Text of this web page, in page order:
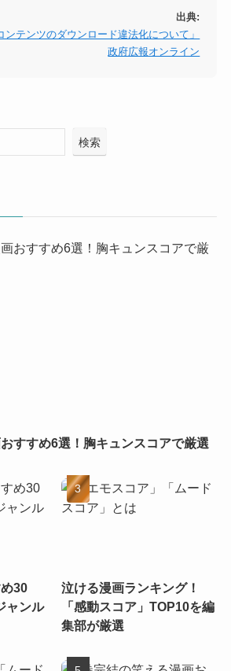
出典:
ンテンツのダウンロード違法化について」
政府広報オンライン
検索
すすめ6選！胸キュンスコアで厳選
30
ャンル
泣ける漫画ランキング！
「感動スコア」TOP10を編
集部が厳選